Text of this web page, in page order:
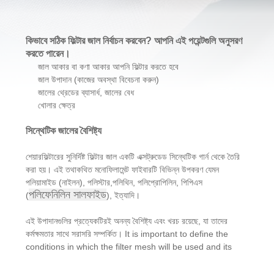
যোগাযোগ
মামলা
একটি
অনুরোধ
কিভাবে সঠিক ফিল্টার জাল নির্বাচন করবেন? আপনি এই পয়েন্টগুলি অনুসরণ
করতে পারেন।
জাল আকার বা কণা আকার আপনি ফিল্টার করতে হবে
জাল উপাদান (কাজের অবস্থা বিবেচনা করুন)
জালের থ্রেডের ব্যাসার্ধ, জালের বেধ
খোলার ক্ষেত্র
সিন্থেটিক জালের বৈশিষ্ট্য
শেয়ারফিল্টারের সুনির্দিষ্ট ফিল্টার জাল একটি এক্সট্রুডেড সিন্থেটিক গার্ন থেকে তৈরি
করা হয়। এই তথাকথিত মনোফিলামেন্ট ফাইবারটি বিভিন্ন উপকরণ যেমন
পলিয়ামাইড (নাইলন), পলিস্টার,পলিথিন, পলিপ্রোপিলিন, পিপিএস
(পলিফেনিলিন সালফাইড), ইত্যাদি।
এই উপাদানগুলির প্রত্যেকটিরই অনন্য বৈশিষ্ট্য এবং খরচ রয়েছে, যা তাদের
কর্মক্ষমতার সাথে সরাসরি সম্পর্কিত। It is important to define the
conditions in which the filter mesh will be used and its